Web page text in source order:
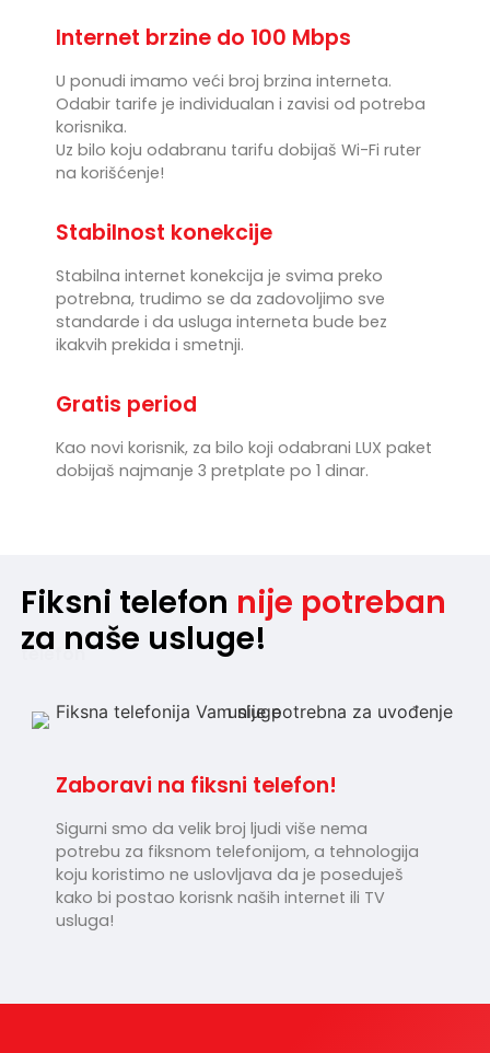
Internet brzine do 100 Mbps
U ponudi imamo veći broj brzina interneta.
Odabir tarife je individualan i zavisi od potreba
korisnika.
Uz bilo koju odabranu tarifu dobijaš Wi-Fi ruter
na korišćenje!
Stabilnost konekcije
Stabilna internet konekcija je svima preko
potrebna, trudimo se da zadovoljimo sve
standarde i da usluga interneta bude bez
ikakvih prekida i smetnji.
Gratis period
Kao novi korisnik, za bilo koji odabrani LUX paket
dobijaš najmanje 3 pretplate po 1 dinar.
Fiksni telefon nije potreban
za naše usluge!
Zaboravi na fiksni telefon!
Sigurni smo da velik broj ljudi više nema
potrebu za fiksnom telefonijom, a tehnologija
koju koristimo ne uslovljava da je poseduješ
kako bi postao korisnk naših internet ili TV
usluga!